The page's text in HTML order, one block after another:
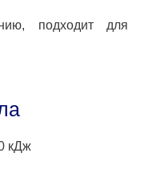
подходит для
кДж